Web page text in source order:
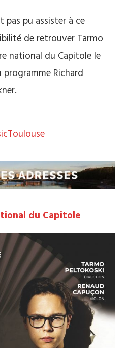
pas pu assister à ce
de retrouver Tarmo
national du Capitole le
Richard
du Capitole